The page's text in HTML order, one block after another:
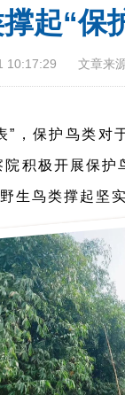
起“保
10:17:29 文章来
”，保护鸟类对
积极开展保
生鸟类撑起坚实